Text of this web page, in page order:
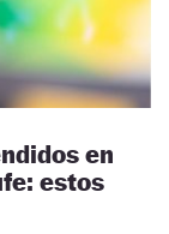
en
estos